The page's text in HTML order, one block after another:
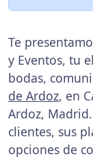
Te
y Eventos, tu
bodas,
de Ardoz, en
Ardoz,
clientes, sus
opciones de